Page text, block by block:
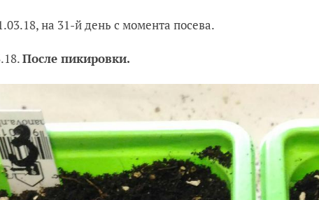
на 31-й день с момента посева.
После пикировки.